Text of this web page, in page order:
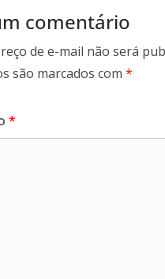
comentário
de e-mail não será
são marcados com *
*